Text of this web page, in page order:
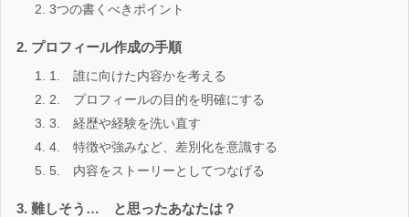
3つの書くべきポイント
プロフィール作成の手順
1. 誰に向けた内容かを考える
2. プロフィールの目的を明確にする
3. 経歴や経験を洗い直す
4. 特徴や強みなど、差別化を意識する
5. 内容をストーリーとしてつなげる
難しそう… と思ったあなたは？